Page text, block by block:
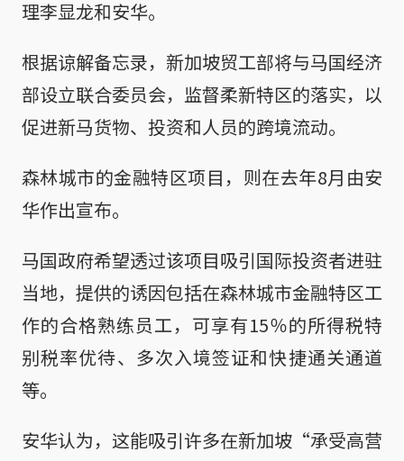
理李显龙和安华。
根据谅解备忘录，新加坡贸工部将与马国经济
部设立联合委员会，监督柔新特区的落实，以
促进新马货物、投资和人员的跨境流动。
森林城市的金融特区项目，则在去年8月由安
华作出宣布。
马国政府希望透过该项目吸引国际投资者进驻
当地，提供的诱因包括在森林城市金融特区工
作的合格熟练员工，可享有15％的所得税特
别税率优待、多次入境签证和快捷通关通道
等。
安华认为，这能吸引许多在新加坡“承受高营